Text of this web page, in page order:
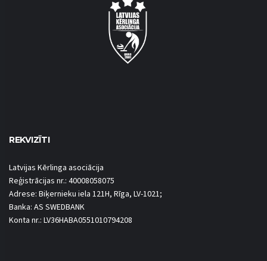
REKVIZĪTI
Latvijas Kērlinga asociācija
Reģistrācijas nr.: 40008058075
Adrese: Biķernieku iela 121H, Rīga, LV-1021;
Banka: AS SWEDBANK
Konta nr.: LV36HABA0551010794208